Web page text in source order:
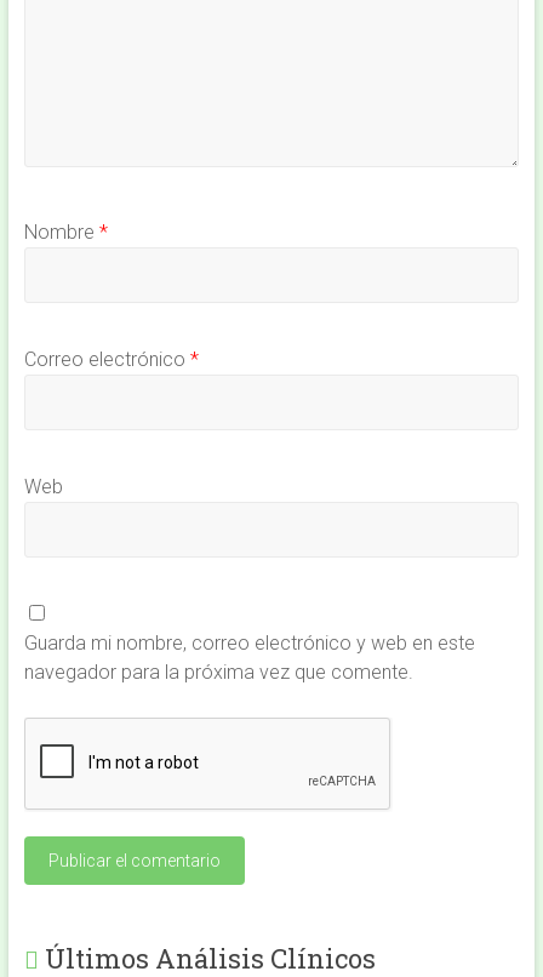
Nombre *
Correo electrónico *
Web
Guarda mi nombre, correo electrónico y web en este
navegador para la próxima vez que comente.
Últimos Análisis Clínicos